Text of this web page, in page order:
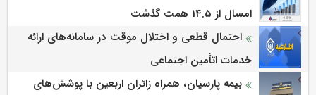
امسال از 14.5 همت گذشت
احتمال قطعی و اختلال موقت در سامانه‌های ارائه
خدمات اتأمین اجتماعی
بیمه پارسیان، همراه زائران اربعین با پوشش‌های